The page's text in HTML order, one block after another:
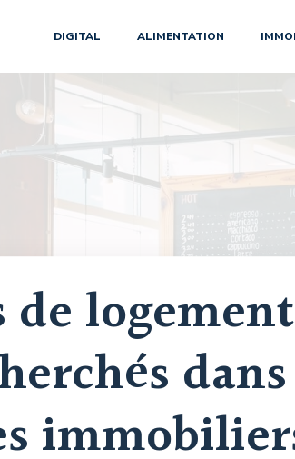
DIGITAL ALIMENTATION
de